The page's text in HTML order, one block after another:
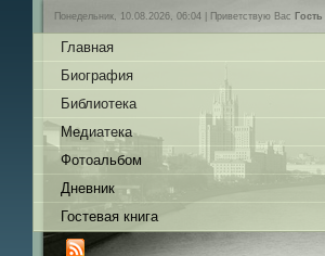
Понедельник, 10.08.2026, 06:04 | Приветствую Вас Гость
Главная
Биография
Библиотека
Медиатека
Фотоальбом
Дневник
Гостевая книга